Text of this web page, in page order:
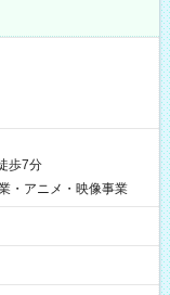
歩7分
・アニメ・映像事業